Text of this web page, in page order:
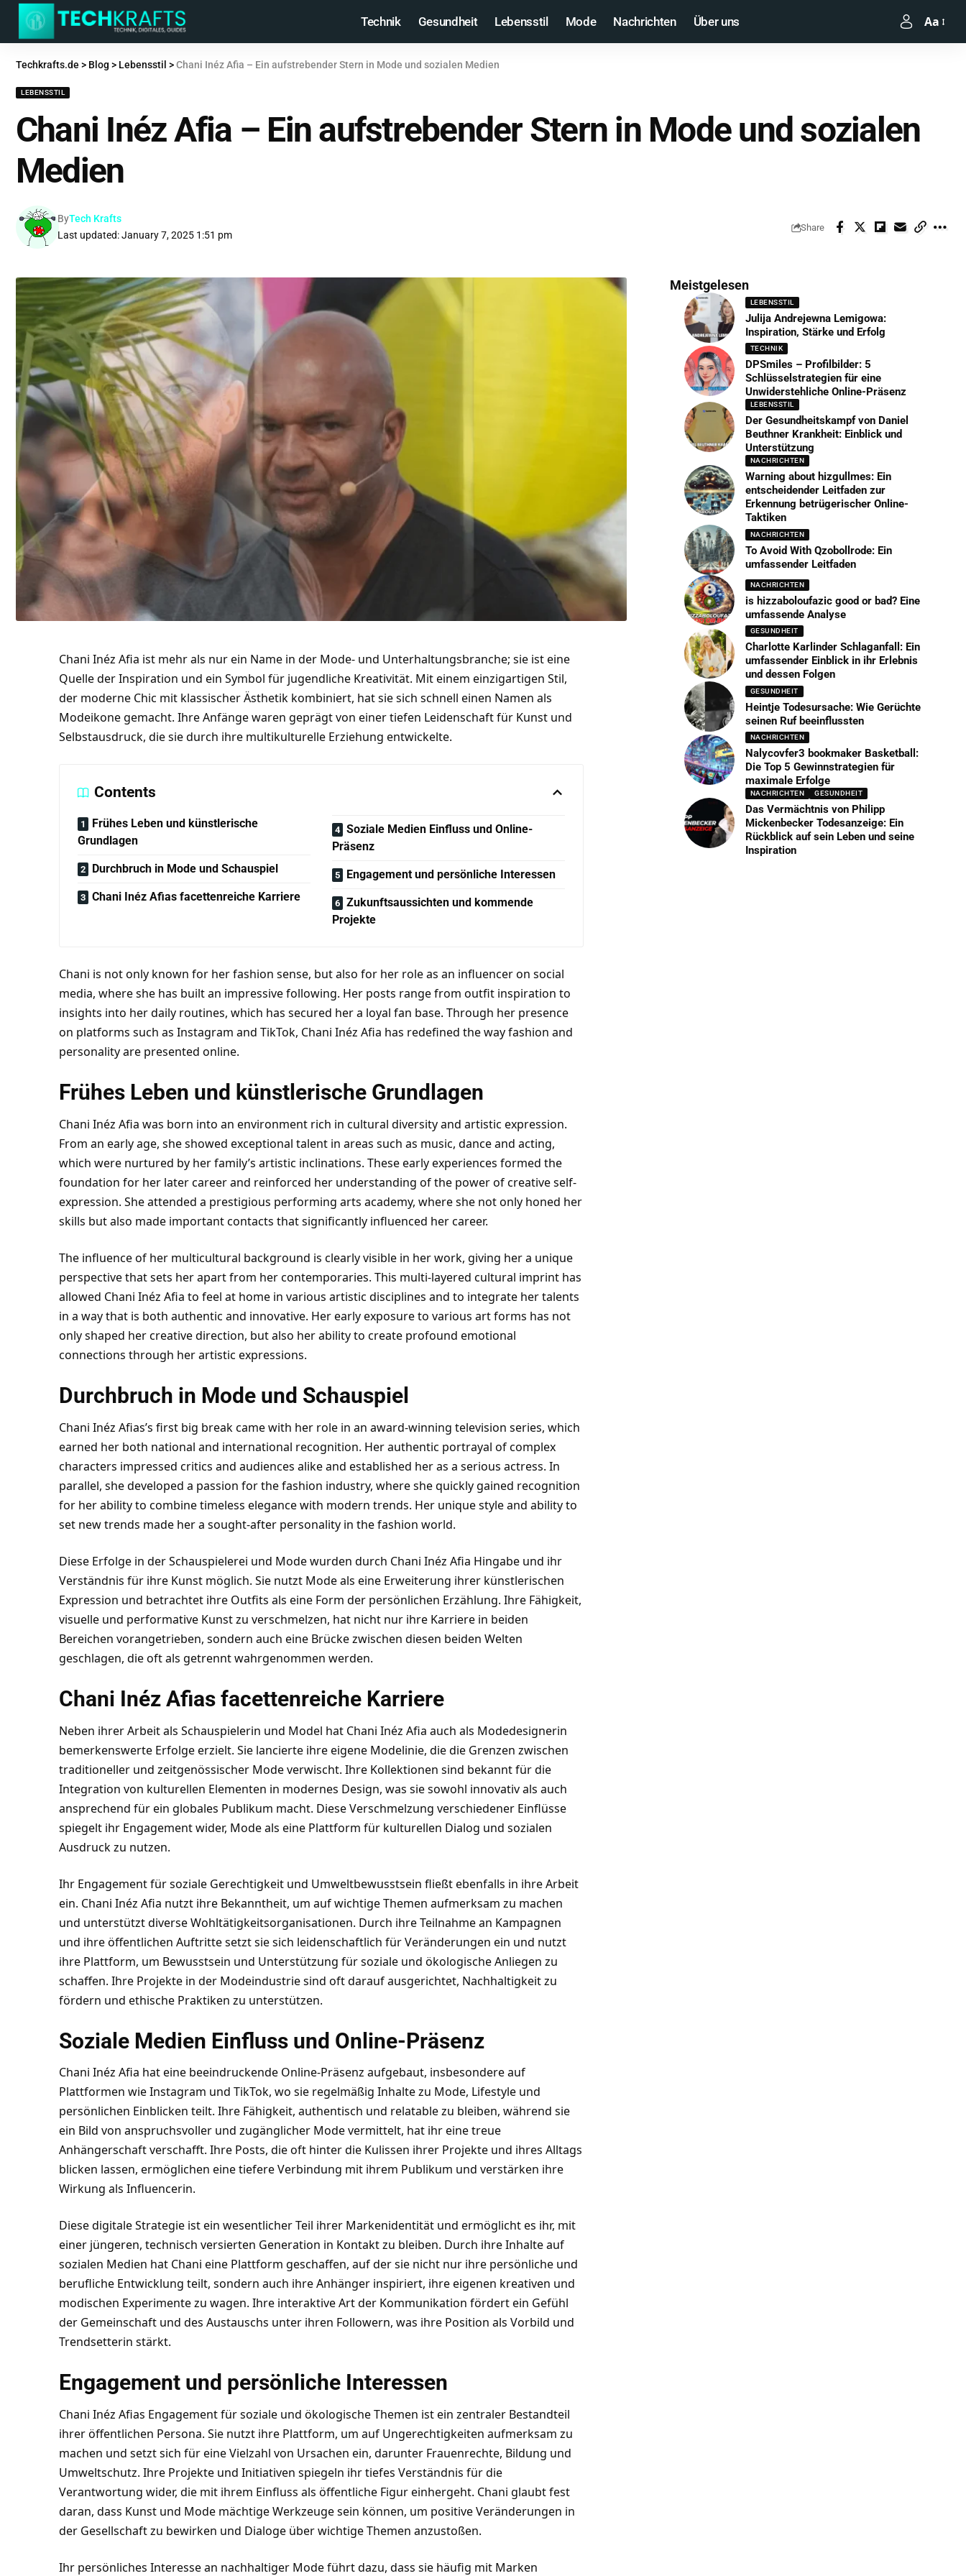
Technik Gesundheit Lebensstil Mode Nachrichten Über uns Aa
Techkrafts.de > Blog > Lebensstil >Chani Inéz Afia – Ein aufstrebender Stern in Mode und sozialen Medien
LEBENSSTIL
Chani Inéz Afia – Ein aufstrebender Stern in Mode und sozialen
Medien
Last updated: January 7, 2025 1:51 pm
ByTech Krafts
Share
Chani Inéz Afia ist mehr als nur ein Name in der Mode- und Unterhaltungsbranche; sie ist eine
Quelle der Inspiration und ein Symbol für jugendliche Kreativität. Mit einem einzigartigen Stil,
der moderne Chic mit klassischer Ästhetik kombiniert, hat sie sich schnell einen Namen als
Modeikone gemacht. Ihre Anfänge waren geprägt von einer tiefen Leidenschaft für Kunst und
Selbstausdruck, die sie durch ihre multikulturelle Erziehung entwickelte.
Contents
Frühes Leben und künstlerische
Grundlagen
Durchbruch in Mode und Schauspiel
Chani Inéz Afias facettenreiche Karriere
Soziale Medien Einfluss und Online-
Präsenz
Engagement und persönliche Interessen
Zukunftsaussichten und kommende
Projekte
Chani is not only known for her fashion sense, but also for her role as an influencer on social
media, where she has built an impressive following. Her posts range from outfit inspiration to
insights into her daily routines, which has secured her a loyal fan base. Through her presence
on platforms such as Instagram and TikTok, Chani Inéz Afia has redefined the way fashion and
personality are presented online.
Frühes Leben und künstlerische Grundlagen
Chani Inéz Afia was born into an environment rich in cultural diversity and artistic expression.
From an early age, she showed exceptional talent in areas such as music, dance and acting,
which were nurtured by her family’s artistic inclinations. These early experiences formed the
foundation for her later career and reinforced her understanding of the power of creative self-
expression. She attended a prestigious performing arts academy, where she not only honed her
skills but also made important contacts that significantly influenced her career.
The influence of her multicultural background is clearly visible in her work, giving her a unique
perspective that sets her apart from her contemporaries. This multi-layered cultural imprint has
allowed Chani Inéz Afia to feel at home in various artistic disciplines and to integrate her talents
in a way that is both authentic and innovative. Her early exposure to various art forms has not
only shaped her creative direction, but also her ability to create profound emotional
connections through her artistic expressions.
Durchbruch in Mode und Schauspiel
Chani Inéz Afias’s first big break came with her role in an award-winning television series, which
earned her both national and international recognition. Her authentic portrayal of complex
characters impressed critics and audiences alike and established her as a serious actress. In
parallel, she developed a passion for the fashion industry, where she quickly gained recognition
for her ability to combine timeless elegance with modern trends. Her unique style and ability to
set new trends made her a sought-after personality in the fashion world.
Diese Erfolge in der Schauspielerei und Mode wurden durch Chani Inéz Afia Hingabe und ihr
Verständnis für ihre Kunst möglich. Sie nutzt Mode als eine Erweiterung ihrer künstlerischen
Expression und betrachtet ihre Outfits als eine Form der persönlichen Erzählung. Ihre Fähigkeit,
visuelle und performative Kunst zu verschmelzen, hat nicht nur ihre Karriere in beiden
Bereichen vorangetrieben, sondern auch eine Brücke zwischen diesen beiden Welten
geschlagen, die oft als getrennt wahrgenommen werden.
Chani Inéz Afias facettenreiche Karriere
Neben ihrer Arbeit als Schauspielerin und Model hat Chani Inéz Afia auch als Modedesignerin
bemerkenswerte Erfolge erzielt. Sie lancierte ihre eigene Modelinie, die die Grenzen zwischen
traditioneller und zeitgenössischer Mode verwischt. Ihre Kollektionen sind bekannt für die
Integration von kulturellen Elementen in modernes Design, was sie sowohl innovativ als auch
ansprechend für ein globales Publikum macht. Diese Verschmelzung verschiedener Einflüsse
spiegelt ihr Engagement wider, Mode als eine Plattform für kulturellen Dialog und sozialen
Ausdruck zu nutzen.
Ihr Engagement für soziale Gerechtigkeit und Umweltbewusstsein fließt ebenfalls in ihre Arbeit
ein. Chani Inéz Afia nutzt ihre Bekanntheit, um auf wichtige Themen aufmerksam zu machen
und unterstützt diverse Wohltätigkeitsorganisationen. Durch ihre Teilnahme an Kampagnen
und ihre öffentlichen Auftritte setzt sie sich leidenschaftlich für Veränderungen ein und nutzt
ihre Plattform, um Bewusstsein und Unterstützung für soziale und ökologische Anliegen zu
schaffen. Ihre Projekte in der Modeindustrie sind oft darauf ausgerichtet, Nachhaltigkeit zu
fördern und ethische Praktiken zu unterstützen.
Soziale Medien Einfluss und Online-Präsenz
Chani Inéz Afia hat eine beeindruckende Online-Präsenz aufgebaut, insbesondere auf
Plattformen wie Instagram und TikTok, wo sie regelmäßig Inhalte zu Mode, Lifestyle und
persönlichen Einblicken teilt. Ihre Fähigkeit, authentisch und relatable zu bleiben, während sie
ein Bild von anspruchsvoller und zugänglicher Mode vermittelt, hat ihr eine treue
Anhängerschaft verschafft. Ihre Posts, die oft hinter die Kulissen ihrer Projekte und ihres Alltags
blicken lassen, ermöglichen eine tiefere Verbindung mit ihrem Publikum und verstärken ihre
Wirkung als Influencerin.
Diese digitale Strategie ist ein wesentlicher Teil ihrer Markenidentität und ermöglicht es ihr, mit
einer jüngeren, technisch versierten Generation in Kontakt zu bleiben. Durch ihre Inhalte auf
sozialen Medien hat Chani eine Plattform geschaffen, auf der sie nicht nur ihre persönliche und
berufliche Entwicklung teilt, sondern auch ihre Anhänger inspiriert, ihre eigenen kreativen und
modischen Experimente zu wagen. Ihre interaktive Art der Kommunikation fördert ein Gefühl
der Gemeinschaft und des Austauschs unter ihren Followern, was ihre Position als Vorbild und
Trendsetterin stärkt.
Engagement und persönliche Interessen
Chani Inéz Afias Engagement für soziale und ökologische Themen ist ein zentraler Bestandteil
ihrer öffentlichen Persona. Sie nutzt ihre Plattform, um auf Ungerechtigkeiten aufmerksam zu
machen und setzt sich für eine Vielzahl von Ursachen ein, darunter Frauenrechte, Bildung und
Umweltschutz. Ihre Projekte und Initiativen spiegeln ihr tiefes Verständnis für die
Verantwortung wider, die mit ihrem Einfluss als öffentliche Figur einhergeht. Chani glaubt fest
daran, dass Kunst und Mode mächtige Werkzeuge sein können, um positive Veränderungen in
der Gesellschaft zu bewirken und Dialoge über wichtige Themen anzustoßen.
Ihr persönliches Interesse an nachhaltiger Mode führt dazu, dass sie häufig mit Marken
Meistgelesen
LEBENSSTIL
Julija Andrejewna Lemigowa:
Inspiration, Stärke und Erfolg
TECHNIK
DPSmiles – Profilbilder: 5
Schlüsselstrategien für eine
Unwiderstehliche Online-Präsenz
LEBENSSTIL
Der Gesundheitskampf von Daniel
Beuthner Krankheit: Einblick und
Unterstützung
NACHRICHTEN
Warning about hizgullmes: Ein
entscheidender Leitfaden zur
Erkennung betrügerischer Online-
Taktiken
NACHRICHTEN
To Avoid With Qzobollrode: Ein
umfassender Leitfaden
NACHRICHTEN
is hizzaboloufazic good or bad? Eine
umfassende Analyse
GESUNDHEIT
Charlotte Karlinder Schlaganfall: Ein
umfassender Einblick in ihr Erlebnis
und dessen Folgen
GESUNDHEIT
Heintje Todesursache: Wie Gerüchte
seinen Ruf beeinflussten
NACHRICHTEN
Nalycovfer3 bookmaker Basketball:
Die Top 5 Gewinnstrategien für
maximale Erfolge
NACHRICHTEN GESUNDHEIT
Das Vermächtnis von Philipp
Mickenbecker Todesanzeige: Ein
Rückblick auf sein Leben und seine
Inspiration